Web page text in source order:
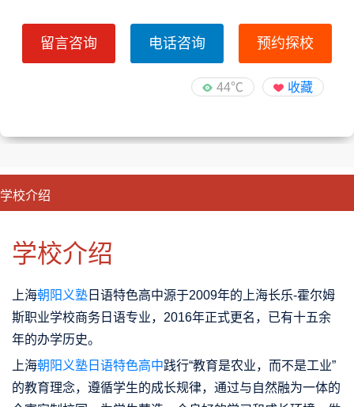
留言咨询 电话咨询 预约探校
44℃ 收藏
学校介绍
学校介绍
上海朝阳义塾 日语特色高中源于2009年的上海长乐-霍尔姆
斯职业学校商务日语专业，2016年正式更名，已有十五余
年的办学历史。
上海朝阳义塾日语特色高中践行“教育是农业，而不是工业”
的教育理念，遵循学生的成长规律，通过与自然融为一体的